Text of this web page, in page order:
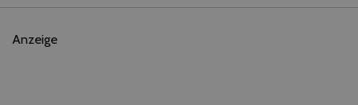
Anzeige